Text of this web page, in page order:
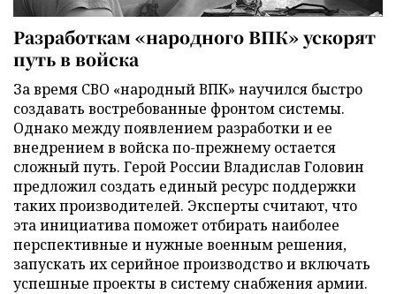
Разработкам «народного ВПК» ускорят
путь в войска
За время СВО «народный ВПК» научился быстро
создавать востребованные фронтом системы.
Однако между появлением разработки и ее
внедрением в войска по-прежнему остается
сложный путь. Герой России Владислав Головин
предложил создать единый ресурс поддержки
таких производителей. Эксперты считают, что
эта инициатива поможет отбирать наиболее
перспективные и нужные военным решения,
запускать их серийное производство и включать
успешные проекты в систему снабжения армии.